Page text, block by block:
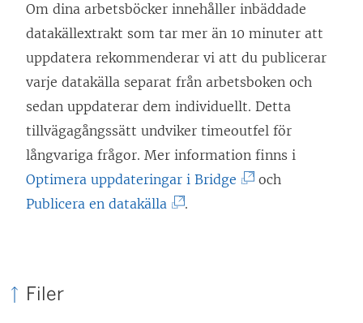
a
s
i
e
t
t
n
y
e
Om dina arbetsböcker innehåller inbäddade
datakällextrakt som tar mer än 10 minuter att
uppdatera rekommenderar vi att du publicerar
varje datakälla separat från arbetsboken och
sedan uppdaterar dem individuellt. Detta
tillvägagångssätt undviker timeoutfel för
långvariga frågor. Mer information finns i
Optimera uppdateringar i Bridge
och
Publicera en datakälla
.
Filer